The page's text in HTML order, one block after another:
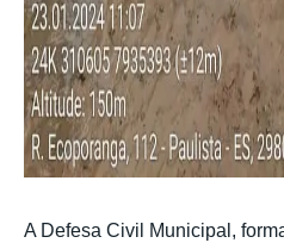
A Defesa Civil Municipal,